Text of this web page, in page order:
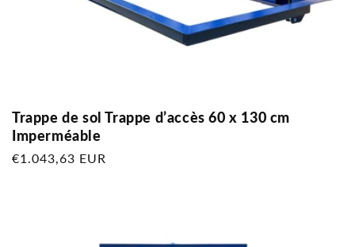
Trappe de sol Trappe d’accès 60 x 130 cm
Imperméable
Prix
€1.043,63 EUR